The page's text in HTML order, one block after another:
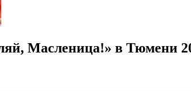
Масленица!» в Тюмени